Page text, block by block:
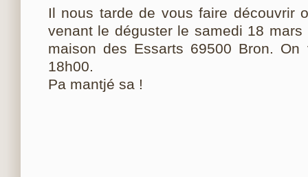
Il nous tarde de vous faire découvrir
venant le déguster le samedi 18
maison des Essarts 69500 Bron.
18h00.
Pa mantjé sa !